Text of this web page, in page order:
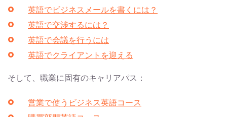
英語でビジネスメールを書くには？
英語で交渉するには？
英語で会議を行うには
英語でクライアントを迎える
そして、職業に固有のキャリアパス：
営業で使うビジネス英語コース